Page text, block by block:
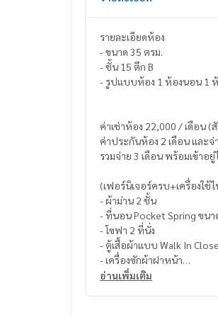
รายละเอียดห้อง
- ขนาด 35 ตรม.
- ชั้น 15 ตึก B
ค่าเช่าห้อง
ค่าประกันห้อง 2 เดือน และจ่
รวมจ่าย 3 เดือน พร้อมเข้าอยู่
(เฟอร์นิเจอร์ครบ+เครื่องใช้
- ผ้าม่าน 2 ชั้น
- ที่นอน Pocket Spring ขน
- โซฟา 2 ที่นั่ง
- ตู้เสื้อผ้าแบบ Walk In
- เครื่องซักผ้าฝาหน้า
- ตู้เย็น 2 ประตู
อ่านเพิ่มเติม